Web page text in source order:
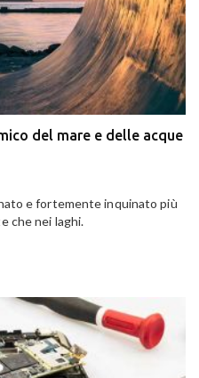
del mare e delle acque
e fortemente inquinato più
che nei laghi.